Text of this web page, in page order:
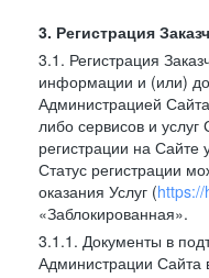
3. Регистрация
3.1. Регистрация
информации и (или)
Администрацией
либо сервисов и
регистрации на
Статус регистрации
оказания Услуг (
«Заблокированная».
3.1.1. Документы в
Администрации Сайта